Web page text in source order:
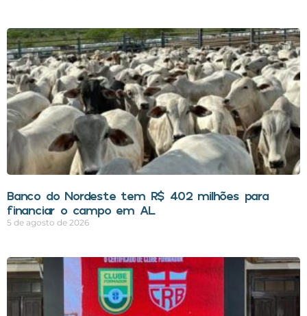
Banco do Nordeste tem R$ 402 milhões para
financiar o campo em AL
5 de agosto de 2026